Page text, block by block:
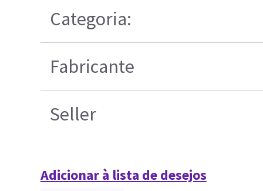
Categoria:
Fabricante
Seller
Adicionar à lista de desejos